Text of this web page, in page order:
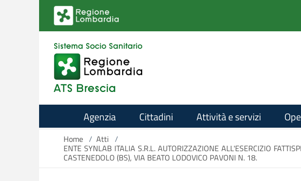
Salta al contenuto principale
Agenzia Cittadini Attività e servizi
Home / Atti /
ENTE SYNLAB ITALIA S.R.L. AUTORIZZAZIONE ALL'ESERCIZIO
CASTENEDOLO (BS), VIA BEATO LODOVICO PAVONI N. 18.